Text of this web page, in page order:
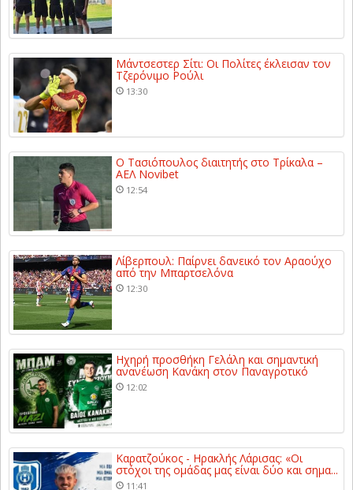
Μάντσεστερ Σίτι: Οι Πολίτες έκλεισαν τον
Τζερόνιμο Ρούλι
13:30
Ο Τασιόπουλος διαιτητής στο Τρίκαλα –
ΑΕΛ Novibet
12:54
Λίβερπουλ: Παίρνει δανεικό τον Αραούχο
από την Μπαρτσελόνα
12:30
Ηχηρή προσθήκη Γελάλη και σημαντική
ανανέωση Κανάκη στον Παναγροτικό
12:02
Καρατζούκος - Ηρακλής Λάρισας: «Οι
στόχοι της ομάδας μας είναι δύο και σημα...
11:41